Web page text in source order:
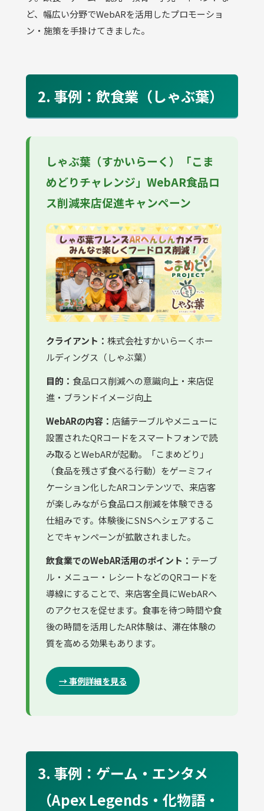
ど、幅広い分野でWebARを活用したプロモーショ
ン・施策を手掛けてきました。
2. 事例：飲食業（しゃぶ葉）
しゃぶ葉（すかいらーく）「こま
めどりチャレンジ」WebAR食品ロ
ス削減来店促進キャンペーン
クライアント： 株式会社すかいらーくホー
ルディングス（しゃぶ葉）
目的： 食品ロス削減への意識向上・来店促
進・ブランドイメージ向上
WebARの内容： 店舗テーブルやメニューに
設置されたQRコードをスマートフォンで読
み取るとWebARが起動。「こまめどり」
（食品を残さず食べる行動）をゲーミフィ
ケーション化したARコンテンツで、来店客
が楽しみながら食品ロス削減を体験できる
仕組みです。体験後にSNSへシェアするこ
とでキャンペーンが拡散されました。
飲食業でのWebAR活用のポイント： テーブ
ル・メニュー・レシートなどのQRコードを
導線にすることで、来店客全員にWebARへ
のアクセスを促せます。食事を待つ時間や食
後の時間を活用したAR体験は、滞在体験の
質を高める効果もあります。
→ 事例詳細を見る
3. 事例：ゲーム・エンタメ
（Apex Legends・化物語・